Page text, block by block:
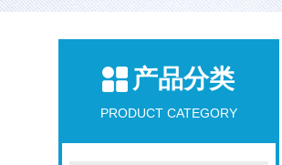
产品分类
PRODUCT CATEGORY